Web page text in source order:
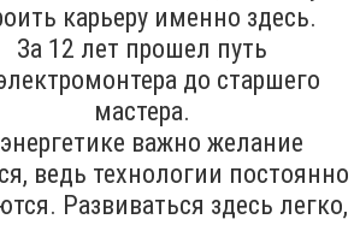
карьеру именно здесь.
За 12 лет прошел путь
до старшего
мастера.
важно желание
ведь технологии постоянно
Развиваться здесь легко,